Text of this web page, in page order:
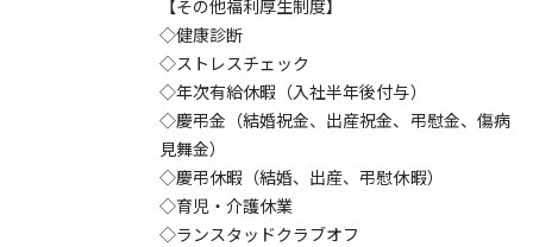
【その他福利厚生制度】
◇健康診断
◇ストレスチェック
◇年次有給休暇（入社半年後付与）
◇慶弔金（結婚祝金、出産祝金、弔慰金、傷病
見舞金）
◇慶弔休暇（結婚、出産、弔慰休暇）
◇育児・介護休業
◇ランスタッドクラブオフ